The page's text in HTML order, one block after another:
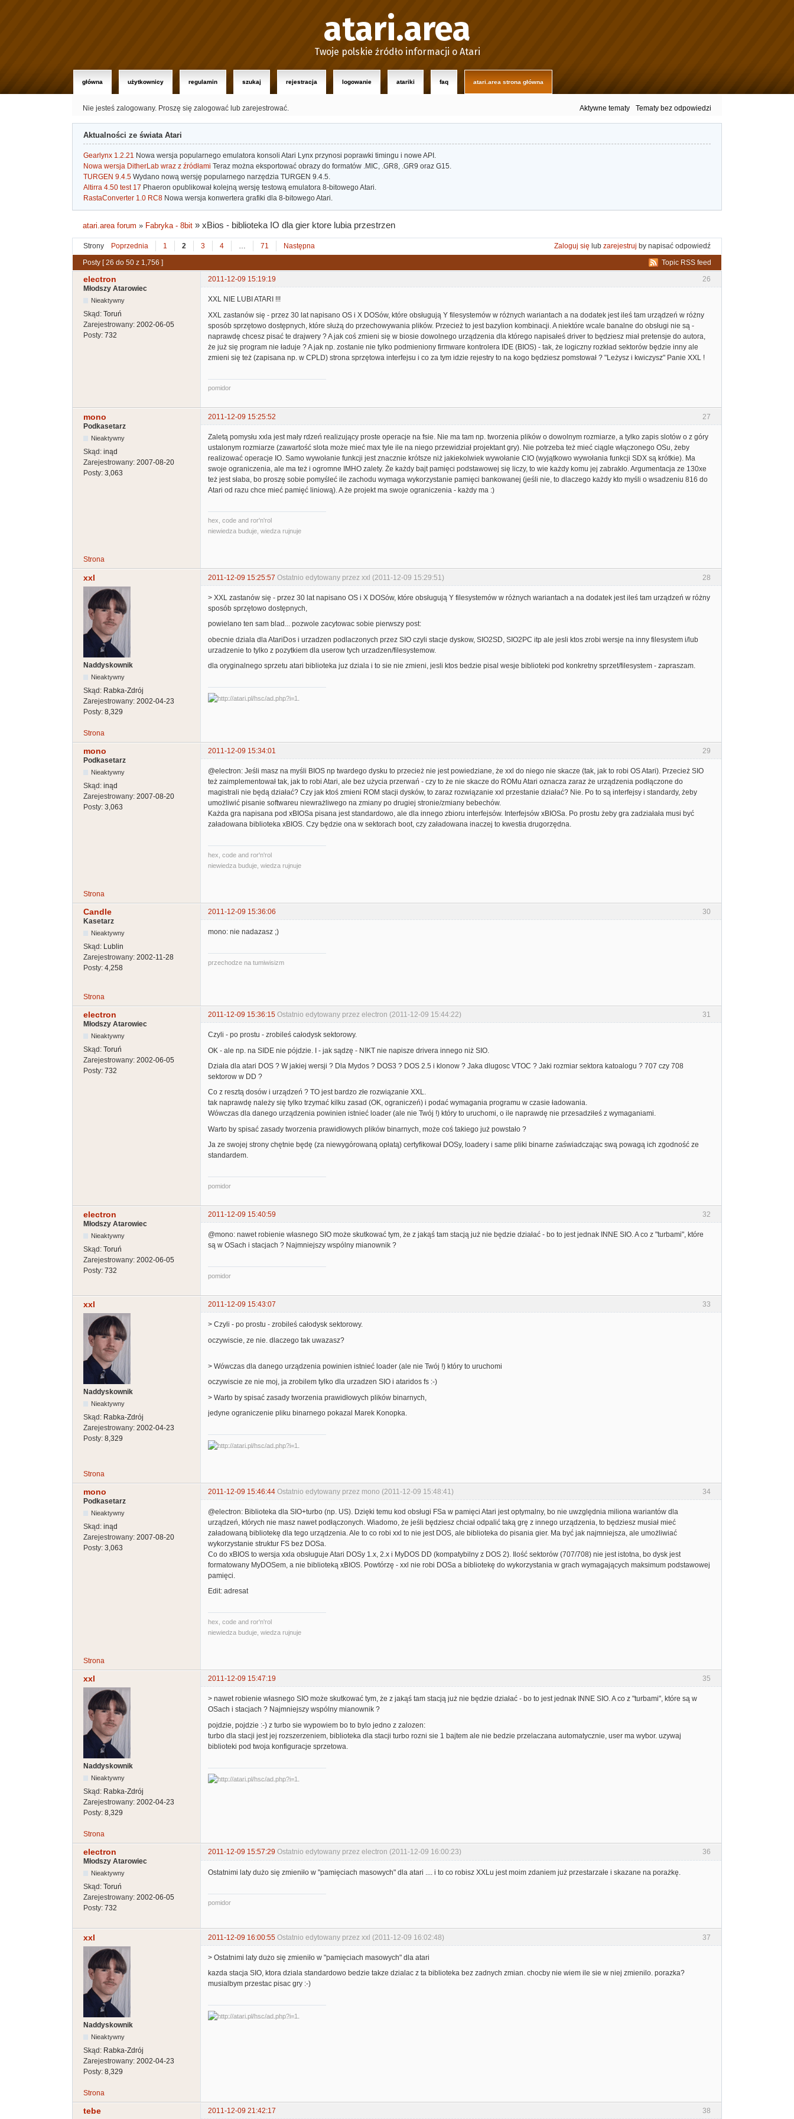
atari.area
Twoje polskie źródło informacji o Atari
główna użytkownicy regulamin szukaj rejestracja logowanie atariki faq atari.area strona główna
Nie jesteś zalogowany. Proszę się zalogować lub zarejestrować. Aktywne tematy Tematy bez odpowiedzi
Aktualności ze świata Atari
Gearlynx 1.2.21 Nowa wersja popularnego emulatora konsoli Atari Lynx przynosi poprawki timingu i nowe API.
Nowa wersja DitherLab wraz z źródłami Teraz można eksportować obrazy do formatów .MIC, .GR8, .GR9 oraz G15.
TURGEN 9.4.5 Wydano nową wersję popularnego narzędzia TURGEN 9.4.5.
Altirra 4.50 test 17 Phaeron opublikował kolejną wersję testową emulatora 8-bitowego Atari.
RastaConverter 1.0 RC8 Nowa wersja konwertera grafiki dla 8-bitowego Atari.
atari.area forum » Fabryka - 8bit »xBios - biblioteka IO dla gier ktore lubia przestrzen
Strony Poprzednia 1 2 3 4 … 71 Następna Zaloguj się lub zarejestruj by napisać odpowiedź
Topic RSS feed
Posty [ 26 do 50 z 1,756 ]
26
electron
2011-12-09 15:19:19
Młodszy Atarowiec
Nieaktywny
Skąd: Toruń
Zarejestrowany: 2002-06-05
Posty: 732
XXL NIE LUBI ATARI !!!
XXL zastanów się - przez 30 lat napisano OS i X DOSów, które obsługują Y filesystemów w różnych wariantach a na dodatek jest ileś tam urządzeń w różny
sposób sprzętowo dostępnych, które służą do przechowywania plików. Przecież to jest bazylion kombinacji. A niektóre wcale banalne do obsługi nie są -
naprawdę chcesz pisać te drajwery ? A jak coś zmieni się w biosie dowolnego urządzenia dla którego napisałeś driver to będziesz miał pretensje do autora,
że już się program nie ładuje ? A jak np. zostanie nie tylko podmieniony firmware kontrolera IDE (BIOS) - tak, że logiczny rozkład sektorów będzie inny ale
zmieni się też (zapisana np. w CPLD) strona sprzętowa interfejsu i co za tym idzie rejestry to na kogo będziesz pomstował ? "Leżysz i kwiczysz" Panie XXL !
pomidor
27
mono
2011-12-09 15:25:52
Podkasetarz
Nieaktywny
Skąd: inąd
Zarejestrowany: 2007-08-20
Posty: 3,063
Zaletą pomysłu xxla jest mały rdzeń realizujący proste operacje na fsie. Nie ma tam np. tworzenia plików o dowolnym rozmiarze, a tylko zapis slotów o z góry
ustalonym rozmiarze (zawartość slota może mieć max tyle ile na niego przewidział projektant gry). Nie potrzeba też mieć ciągle włączonego OSu, żeby
realizować operacje IO. Samo wywołanie funkcji jest znacznie krótsze niż jakiekolwiek wywołanie CIO (wyjątkowo wywołania funkcji SDX są krótkie). Ma
swoje ograniczenia, ale ma też i ogromne IMHO zalety. Że każdy bajt pamięci podstawowej się liczy, to wie każdy komu jej zabrakło. Argumentacja ze 130xe
też jest słaba, bo proszę sobie pomyśleć ile zachodu wymaga wykorzystanie pamięci bankowanej (jeśli nie, to dlaczego każdy kto myśli o wsadzeniu 816 do
Atari od razu chce mieć pamięć liniową). A że projekt ma swoje ograniczenia - każdy ma :)
hex, code and ror'n'rol
niewiedza buduje, wiedza rujnuje
Strona
28
xxl 2011-12-09 15:25:57 Ostatnio edytowany przez xxl (2011-12-09 15:29:51)
Naddyskownik
Nieaktywny
Skąd: Rabka-Zdrój
Zarejestrowany: 2002-04-23
Posty: 8,329
> XXL zastanów się - przez 30 lat napisano OS i X DOSów, które obsługują Y filesystemów w różnych wariantach a na dodatek jest ileś tam urządzeń w różny
sposób sprzętowo dostępnych,
powielano ten sam blad... pozwole zacytowac sobie pierwszy post:
obecnie dziala dla AtariDos i urzadzen podlaczonych przez SIO czyli stacje dyskow, SIO2SD, SIO2PC itp ale jesli ktos zrobi wersje na inny filesystem i/lub
urzadzenie to tylko z pozytkiem dla userow tych urzadzen/filesystemow.
dla oryginalnego sprzetu atari biblioteka juz dziala i to sie nie zmieni, jesli ktos bedzie pisal wesje biblioteki pod konkretny sprzet/filesystem - zapraszam.
Strona
29
mono
2011-12-09 15:34:01
Podkasetarz
Nieaktywny
Skąd: inąd
Zarejestrowany: 2007-08-20
Posty: 3,063
@electron: Jeśli masz na myśli BIOS np twardego dysku to przecież nie jest powiedziane, że xxl do niego nie skacze (tak, jak to robi OS Atari). Przecież SIO
też zaimplementował tak, jak to robi Atari, ale bez użycia przerwań - czy to że nie skacze do ROMu Atari oznacza zaraz że urządzenia podłączone do
magistrali nie będą działać? Czy jak ktoś zmieni ROM stacji dysków, to zaraz rozwiązanie xxl przestanie działać? Nie. Po to są interfejsy i standardy, żeby
umożliwić pisanie softwareu niewrażliwego na zmiany po drugiej stronie/zmiany bebechów.
Każda gra napisana pod xBIOSa pisana jest standardowo, ale dla innego zbioru interfejsów. Interfejsów xBIOSa. Po prostu żeby gra zadziałała musi być
załadowana biblioteka xBIOS. Czy będzie ona w sektorach boot, czy załadowana inaczej to kwestia drugorzędna.
hex, code and ror'n'rol
niewiedza buduje, wiedza rujnuje
Strona
30
Candle
2011-12-09 15:36:06
Kasetarz
Nieaktywny
Skąd: Lublin
Zarejestrowany: 2002-11-28
Posty: 4,258
mono: nie nadazasz ;)
przechodze na tumiwisizm
Strona
31
electron 2011-12-09 15:36:15 Ostatnio edytowany przez electron (2011-12-09 15:44:22)
Młodszy Atarowiec
Nieaktywny
Skąd: Toruń
Zarejestrowany: 2002-06-05
Posty: 732
Czyli - po prostu - zrobileś całodysk sektorowy.
OK - ale np. na SIDE nie pójdzie. I - jak sądzę - NIKT nie napisze drivera innego niż SIO.
Działa dla atari DOS ? W jakiej wersji ? Dla Mydos ? DOS3 ? DOS 2.5 i klonow ? Jaka dlugosc VTOC ? Jaki rozmiar sektora katoalogu ? 707 czy 708
sektorow w DD ?
Co z resztą dosów i urządzeń ? TO jest bardzo złe rozwiązanie XXL.
tak naprawdę należy się tylko trzymać kilku zasad (OK, ograniczeń) i podać wymagania programu w czasie ładowania.
Wówczas dla danego urządzenia powinien istnieć loader (ale nie Twój !) który to uruchomi, o ile naprawdę nie przesadziłeś z wymaganiami.
Warto by spisać zasady tworzenia prawidłowych plików binarnych, może coś takiego już powstało ?
Ja ze swojej strony chętnie będę (za niewygórowaną opłatą) certyfikował DOSy, loadery i same pliki binarne zaświadczając swą powagą ich zgodność ze
standardem.
pomidor
32
electron
2011-12-09 15:40:59
Młodszy Atarowiec
Nieaktywny
Skąd: Toruń
Zarejestrowany: 2002-06-05
Posty: 732
@mono: nawet robienie własnego SIO może skutkować tym, że z jakąś tam stacją już nie będzie działać - bo to jest jednak INNE SIO. A co z "turbami", które
są w OSach i stacjach ? Najmniejszy wspólny mianownik ?
pomidor
33
xxl 2011-12-09 15:43:07
Naddyskownik
Nieaktywny
Skąd: Rabka-Zdrój
Zarejestrowany: 2002-04-23
Posty: 8,329
> Czyli - po prostu - zrobileś całodysk sektorowy.
oczywiscie, ze nie. dlaczego tak uwazasz?
> Wówczas dla danego urządzenia powinien istnieć loader (ale nie Twój !) który to uruchomi
oczywiscie ze nie moj, ja zrobilem tylko dla urzadzen SIO i ataridos fs :-)
> Warto by spisać zasady tworzenia prawidłowych plików binarnych,
jedyne ograniczenie pliku binarnego pokazal Marek Konopka.
Strona
34
mono 2011-12-09 15:46:44 Ostatnio edytowany przez mono (2011-12-09 15:48:41)
Podkasetarz
Nieaktywny
Skąd: inąd
Zarejestrowany: 2007-08-20
Posty: 3,063
@electron: Biblioteka dla SIO+turbo (np. US). Dzięki temu kod obsługi FSa w pamięci Atari jest optymalny, bo nie uwzględnia miliona wariantów dla
urządzeń, których nie masz nawet podłączonych. Wiadomo, że jeśli będziesz chciał odpalić taką grę z innego urządzenia, to będziesz musiał mieć
załadowaną bibliotekę dla tego urządzenia. Ale to co robi xxl to nie jest DOS, ale biblioteka do pisania gier. Ma być jak najmniejsza, ale umożliwiać
wykorzystanie struktur FS bez DOSa.
Co do xBIOS to wersja xxla obsługuje Atari DOSy 1.x, 2.x i MyDOS DD (kompatybilny z DOS 2). Ilość sektorów (707/708) nie jest istotna, bo dysk jest
formatowany MyDOSem, a nie biblioteką xBIOS. Powtórzę - xxl nie robi DOSa a bibliotekę do wykorzystania w grach wymagających maksimum podstawowej
pamięci.
Edit: adresat
hex, code and ror'n'rol
niewiedza buduje, wiedza rujnuje
Strona
35
xxl 2011-12-09 15:47:19
Naddyskownik
Nieaktywny
Skąd: Rabka-Zdrój
Zarejestrowany: 2002-04-23
Posty: 8,329
> nawet robienie własnego SIO może skutkować tym, że z jakąś tam stacją już nie będzie działać - bo to jest jednak INNE SIO. A co z "turbami", które są w
OSach i stacjach ? Najmniejszy wspólny mianownik ?
pojdzie, pojdzie :-) z turbo sie wypowiem bo to bylo jedno z zalozen:
turbo dla stacji jest jej rozszerzeniem, biblioteka dla stacji turbo rozni sie 1 bajtem ale nie bedzie przelaczana automatycznie, user ma wybor. uzywaj
biblioteki pod twoja konfiguracje sprzetowa.
Strona
36
electron 2011-12-09 15:57:29 Ostatnio edytowany przez electron (2011-12-09 16:00:23)
Młodszy Atarowiec
Nieaktywny
Skąd: Toruń
Zarejestrowany: 2002-06-05
Posty: 732
Ostatnimi laty dużo się zmieniło w "pamięciach masowych" dla atari .... i to co robisz XXLu jest moim zdaniem już przestarzałe i skazane na porażkę.
pomidor
37
xxl 2011-12-09 16:00:55 Ostatnio edytowany przez xxl (2011-12-09 16:02:48)
Naddyskownik
Nieaktywny
Skąd: Rabka-Zdrój
Zarejestrowany: 2002-04-23
Posty: 8,329
> Ostatnimi laty dużo się zmieniło w "pamięciach masowych" dla atari
kazda stacja SIO, ktora dziala standardowo bedzie takze dzialac z ta biblioteka bez zadnych zmian. chocby nie wiem ile sie w niej zmienilo. porazka?
musialbym przestac pisac gry :-)
Strona
38
tebe 2011-12-09 21:42:17